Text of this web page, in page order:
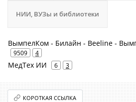
НИИ, ВУЗы и библиотеки
ВымпелКом - Билайн - Beeline -
9509 4
МедТех ИИ 6 3
КОРОТКАЯ ССЫЛКА